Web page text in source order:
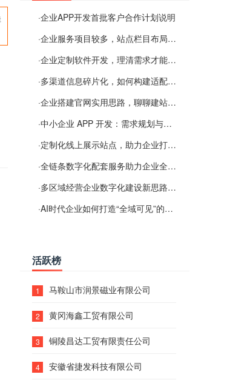
·企业APP开发首批客户合作计划说明
·企业服务项目较多，站点栏目布局规划参考思路
·企业定制软件开发，理清需求才能提升数字化落地效率
·多渠道信息碎片化，如何构建适配 AI 检索的品牌信息源
·企业搭建官网实用思路，聊聊建站容易忽视的问题
·中小企业 APP 开发：需求规划与项目落地避坑经验分享
·定制化线上展示站点，助力企业打通线上经营渠道
·全链条数字化配套服务助力企业全域线上经营
·多区域经营企业数字化建设新思路：多端载体与地域检索一体化落地思路分享
·AI时代企业如何打造“全域可见”的数字资产？梓彤超越给出新解法
活跃榜
1 马鞍山市润景磁业有限公司
2 黄冈海鑫工贸有限公司
3 铜陵昌达工贸有限责任公司
4 安徽省捷发科技有限公司